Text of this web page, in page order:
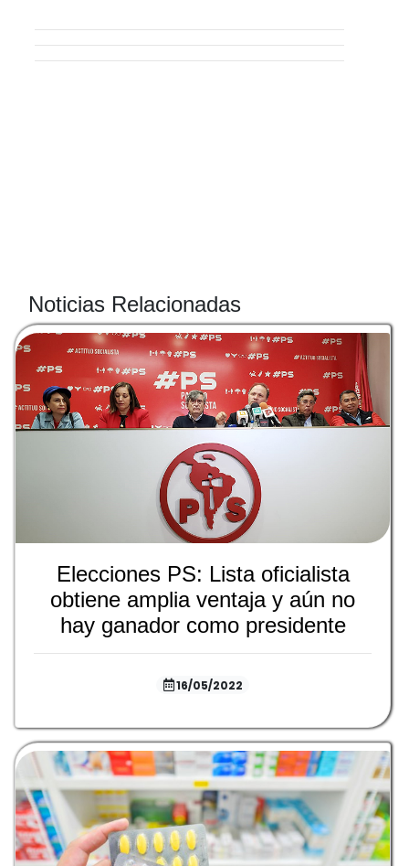
Noticias Relacionadas
Elecciones PS: Lista oficialista
obtiene amplia ventaja y aún no
hay ganador como presidente
16/05/2022